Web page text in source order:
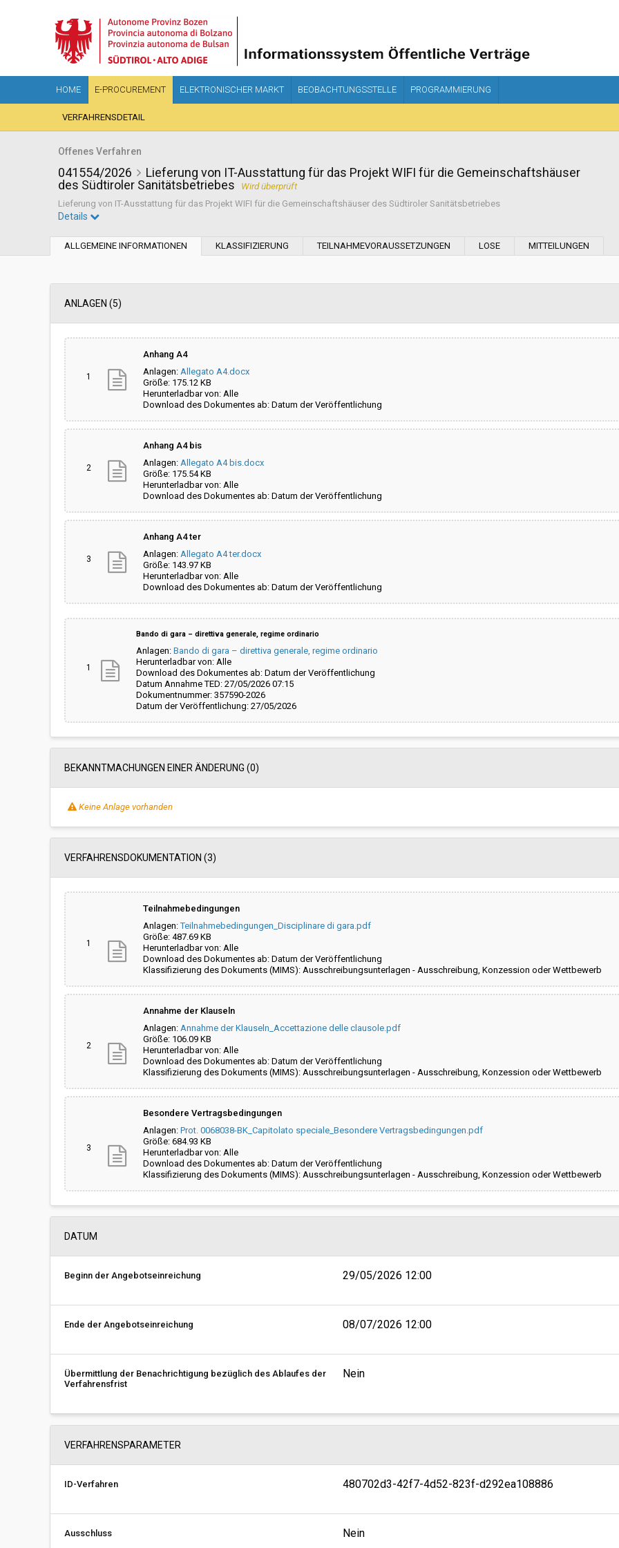
HOME E-PROCUREMENT ELEKTRONISCHER MARKT BEOBACHTUNGSSTELLE PROGRAMMIERUNG
VERFAHRENSDETAIL
Offenes Verfahren
041554/2026
Lieferung von IT-Ausstattung für das Projekt WIFI für die Gemeinschaftshäuser
des Südtiroler Sanitätsbetriebes
Wird überprüft
Lieferung von IT-Ausstattung für das Projekt WIFI für die Gemeinschaftshäuser des Südtiroler Sanitätsbetriebes
Soziale Dienstleistungen:
Auswahl des Vertragspartners: Offenes Verfahren Abwicklung:
Betrag der Ausschreibung: € 252.000,00
Einziger Projektverantwortlicher: Michaela Gruber
Der/die Auftraggeber/Körperschaft
beschafft im Auftrag anderer
öffentlicher
Auftraggeber/Körperschaften:
Details
ALLGEMEINE INFORMATIONEN KLASSIFIZIERUNG TEILNAHMEVORAUSSETZUNGEN LOSE MITTEILUNGEN
ANLAGEN (5)
1
Anhang A4
Anlagen: Allegato A4.docx
Größe: 175.12 KB
Herunterladbar von: Alle
Download des Dokumentes ab: Datum der Veröffentlichung
2
Anhang A4 bis
Anlagen: Allegato A4 bis.docx
Größe: 175.54 KB
Herunterladbar von: Alle
Download des Dokumentes ab: Datum der Veröffentlichung
3
Anhang A4 ter
Anlagen: Allegato A4 ter.docx
Größe: 143.97 KB
Herunterladbar von: Alle
Download des Dokumentes ab: Datum der Veröffentlichung
1
Bando di gara – direttiva generale, regime ordinario
Anlagen: Bando di gara – direttiva generale, regime ordinario
Herunterladbar von: Alle
Download des Dokumentes ab: Datum der Veröffentlichung
Datum Annahme TED: 27/05/2026 07:15
Dokumentnummer: 357590-2026
Datum der Veröffentlichung: 27/05/2026
BEKANNTMACHUNGEN EINER ÄNDERUNG (0)
Keine Anlage vorhanden
VERFAHRENSDOKUMENTATION (3)
1
Teilnahmebedingungen
Anlagen:Teilnahmebedingungen_Disciplinare di gara.pdf
Größe: 487.69 KB
Herunterladbar von: Alle
Download des Dokumentes ab: Datum der Veröffentlichung
Klassifizierung des Dokuments (MIMS): Ausschreibungsunterlagen - Ausschreibung, Konzession oder Wettbewerb
2
Annahme der Klauseln
Anlagen: Annahme der Klauseln_Accettazione delle clausole.pdf
Größe: 106.09 KB
Herunterladbar von: Alle
Download des Dokumentes ab: Datum der Veröffentlichung
Klassifizierung des Dokuments (MIMS): Ausschreibungsunterlagen - Ausschreibung, Konzession oder Wettbewerb
3
Besondere Vertragsbedingungen
Anlagen: Prot. 0068038-BK_Capitolato speciale_Besondere Vertragsbedingungen.pdf
Größe: 684.93 KB
Herunterladbar von: Alle
Download des Dokumentes ab: Datum der Veröffentlichung
Klassifizierung des Dokuments (MIMS): Ausschreibungsunterlagen - Ausschreibung, Konzession oder Wettbewerb
DATUM
Beginn der Angebotseinreichung 29/05/2026 12:00
Ende der Angebotseinreichung 08/07/2026 12:00
Übermittlung der Benachrichtigung bezüglich des Ablaufes der
Verfahrensfrist
Nein
VERFAHRENSPARAMETER
ID-Verfahren 480702d3-42f7-4d52-823f-d292ea108886
Ausschluss Nein